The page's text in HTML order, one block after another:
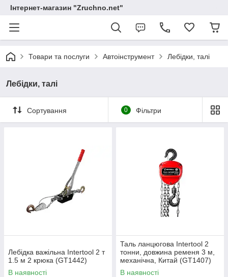
Інтернет-магазин "Zruchno.net"
Товари та послуги Автоінструмент Лебідки, талі
Лебідки, талі
Сортування 0 Фільтри
Лебідка важільна Intertool 2 т
1.5 м 2 крюка (GT1442)
В наявності
Таль ланцюгова Intertool 2
тонни, довжина ременя 3 м,
механічна, Китай (GT1407)
В наявності